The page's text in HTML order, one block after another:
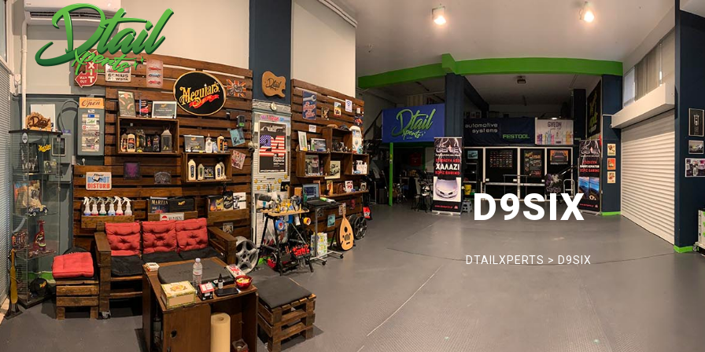
D9SIX
DTAILXPERTS > D9SIX